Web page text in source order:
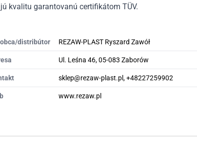
kvalitu garantovanú certifikátom TÜV.
distribútor REZAW-PLAST Ryszard Zawół
Ul. Leśna 46, 05-083 Zaborów
sklep@rezaw-plast.pl, +48227259902
www.rezaw.pl